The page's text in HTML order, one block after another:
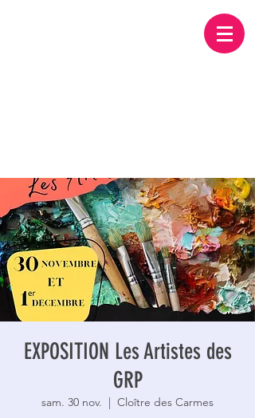
EXPOSITION Les Artistes des
GRP
sam. 30 nov.
  |
Cloître des Carmes